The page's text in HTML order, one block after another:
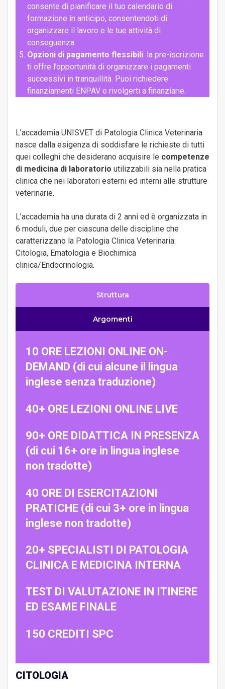
consente di pianificare il tuo calendario di
formazione in anticipo, consentendoti di
organizzare il lavoro e le tue attività di
conseguenza.
Opzioni di pagamento flessibili: la pre-iscrizione
ti offre l’opportunità di organizzare i pagamenti
successivi in tranquillità. Puoi richiedere
finanziamenti ENPAV o rivolgerti a finanziarie.
L’accademia UNISVET di Patologia Clinica Veterinaria
nasce dalla esigenza di soddisfare le richieste di tutti
quei colleghi che desiderano acquisire le competenze
di medicina di laboratorio utilizzabili sia nella pratica
clinica che nei laboratori esterni ed interni alle strutture
veterinarie.
L’accademia ha una durata di 2 anni ed è organizzata in
6 moduli, due per ciascuna delle discipline che
caratterizzano la Patologia Clinica Veterinaria:
Citologia, Ematologia e Biochimica
clinica/Endocrinologia.
Struttura
Argomenti
10 ORE LEZIONI ONLINE ON-
DEMAND (di cui alcune il lingua
inglese senza traduzione)
40+ ORE LEZIONI ONLINE LIVE
90+ ORE DIDATTICA IN PRESENZA
(di cui 16+ ore in lingua inglese
non tradotte)
40 ORE DI ESERCITAZIONI
PRATICHE (di cui 3+ ore in lingua
inglese non tradotte)
20+ SPECIALISTI DI PATOLOGIA
CLINICA E MEDICINA INTERNA
TEST DI VALUTAZIONE IN ITINERE
ED ESAME FINALE
150 CREDITI SPC
CITOLOGIA